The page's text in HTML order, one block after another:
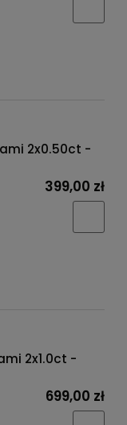
2x0.50ct -
399,00 zł
2x1.0ct -
699,00 zł